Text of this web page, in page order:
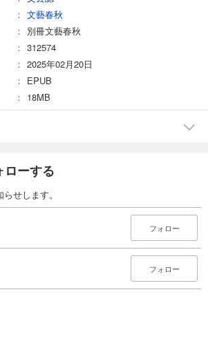
じを表示する
藝春秋 電子版45号 (2022年9月号)
込)
試し読み
藝春秋 電子版43号 (2022年5月号)
カート
を表示する
文藝春秋
別冊文藝春秋
312574
2025年02月20日
EPUB
18MB
ローする
せします。
フォロー
フォロー